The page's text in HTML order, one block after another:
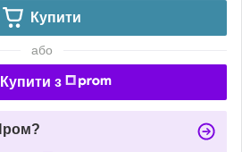
Купити
або
Купити з